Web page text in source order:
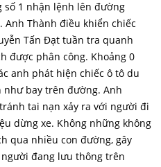
số 1 nhận lệnh lên đường
Anh Thành điều khiển chiếc
Tấn Đạt tuần tra quanh
được phân công. Khoảng 0
anh phát hiện chiếc ô tô du
bay trên đường. Anh
tai nạn xảy ra với người đi
dừng xe. Không những không
qua nhiều con đường, gây
đang lưu thông trên